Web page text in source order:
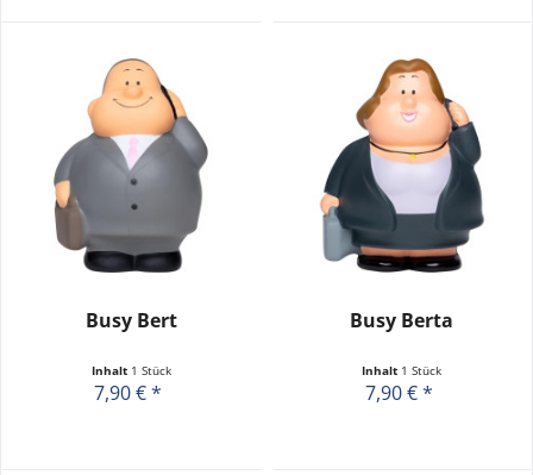
Busy Bert
Inhalt 1 Stück
7,90 € *
Busy Berta
Inhalt 1 Stück
7,90 € *